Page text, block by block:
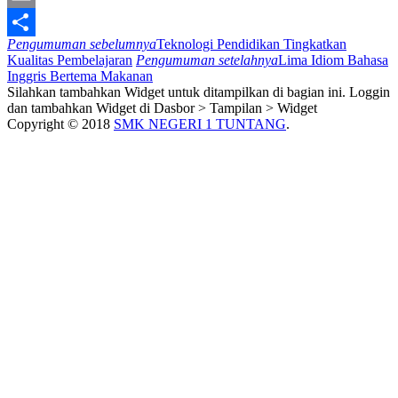
Email
Share
Pengumuman sebelumnyaTeknologi Pendidikan Tingkatkan
Kualitas Pembelajaran Pengumuman setelahnyaLima Idiom Bahasa
Inggris Bertema Makanan
Silahkan tambahkan Widget untuk ditampilkan di bagian ini. Loggin
dan tambahkan Widget di Dasbor > Tampilan > Widget
Copyright © 2018 SMK NEGERI 1 TUNTANG.